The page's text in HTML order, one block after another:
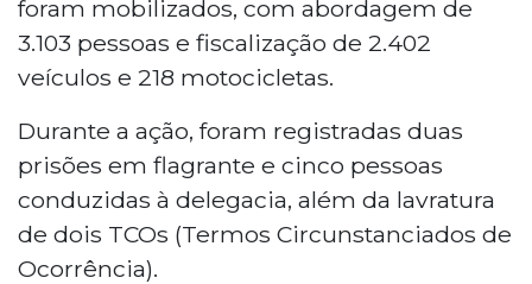
foram mobilizados, com abordagem de
3.103 pessoas e fiscalização de 2.402
veículos e 218 motocicletas.
Durante a ação, foram registradas duas
prisões em flagrante e cinco pessoas
conduzidas à delegacia, além da lavratura
de dois TCOs (Termos Circunstanciados de
Ocorrência).